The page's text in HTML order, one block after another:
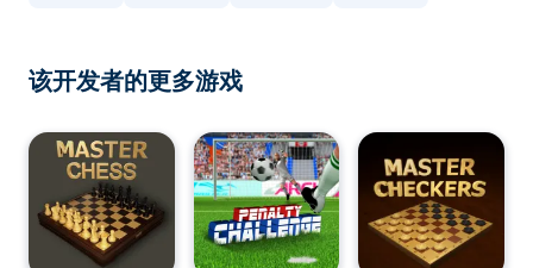
该开发者的更多游戏